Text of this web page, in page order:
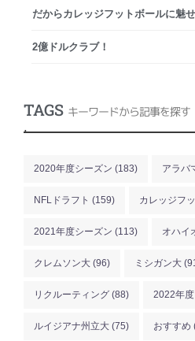
だからカレッジフットボールに魅
2億ドルクラブ！
TAGS キーワードから記事を探す
.
2020年度シーズン (183) アラバ
NFLドラフト (159) カレッジフ
2021年度シーズン (113) オハイ
クレムソン大 (96) ミシガン大
リクルーティング (88) 2022年
ルイジアナ州立大 (75) おすすめ